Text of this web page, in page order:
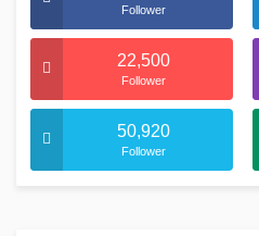
Follower
22,500
Follower
50,920
Follower